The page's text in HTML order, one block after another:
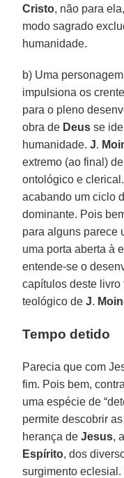
Cristo, não para
modo sagrado
humanidade.
b) Uma
impulsiona os
para o pleno
obra de Deus se
humanidade.J.
extremo (ao final)
ontológico e
acabando um ciclo
dominante. Pois
para alguns parece
uma porta aberta à
entende-se o
capítulos deste livro
teológico deJ.
Tempo detido
Parecia que com
fim. Pois bem,
uma espécie de
permite descobrir
herança deJesus,
Espírito, dos
surgimento